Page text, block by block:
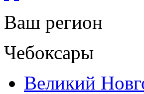
Ваш регион
Чебоксары
Великий